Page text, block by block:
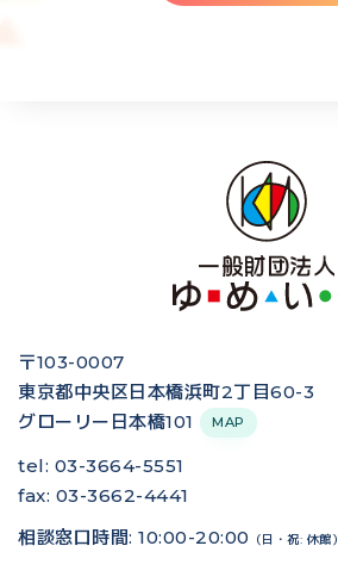
〒103-0007
東京都中央区日本橋浜町2丁目60-3
グローリー日本橋101
MAP
tel: 03-3664-5551
fax: 03-3662-4441
相談窓口時間: 10:00-20:00
（日・祝: 休館）